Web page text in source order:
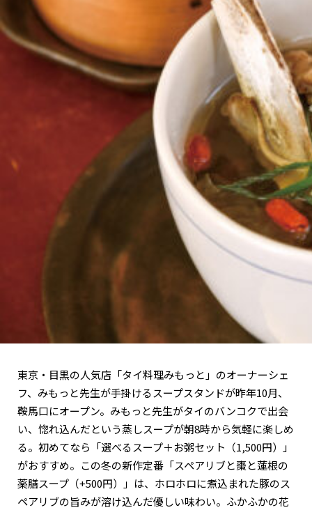
京都の書店
CULTURE
関西で開催。
おすすめの展覧会
おすすめの映画
誠光社で選びました。
おすすめのイベント
東京・目黒の人気店「タイ料理みもっと」のオーナーシェ
フ、みもっと先生が手掛けるスープスタンドが昨年10月、
鞍馬口にオープン。みもっと先生がタイのバンコクで出会
い、惚れ込んだという蒸しスープが朝8時から気軽に楽しめ
る。初めてなら「選べるスープ＋お粥セット（1,500円）」
がおすすめ。この冬の新作定番「スペアリブと棗と蓮根の
薬膳スープ（+500円）」は、ホロホロに煮込まれた豚のス
ペアリブの旨みが溶け込んだ優しい味わい。ふかふかの花